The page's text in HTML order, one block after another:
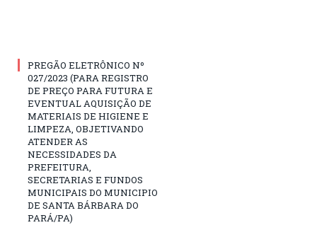
PREGÃO ELETRÔNICO Nº
027/2023 (PARA REGISTRO
DE PREÇO PARA FUTURA E
EVENTUAL AQUISIÇÃO DE
MATERIAIS DE HIGIENE E
LIMPEZA, OBJETIVANDO
ATENDER AS
NECESSIDADES DA
PREFEITURA,
SECRETARIAS E FUNDOS
MUNICIPAIS DO MUNICIPIO
DE SANTA BÁRBARA DO
PARÁ/PA)